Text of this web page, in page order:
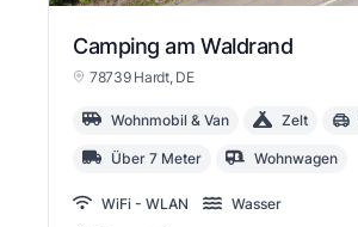
Camping am Waldrand
78739 Hardt, DE
Wohnmobil & Van Zelt
Über 7 Meter Wohnwagen
WiFi - WLAN
Wasser